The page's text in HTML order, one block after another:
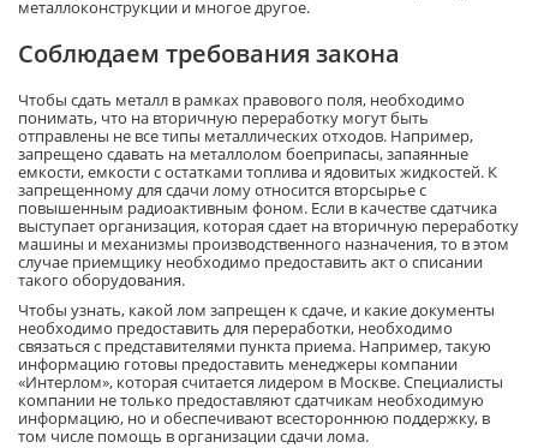
металлоконструкции и многое другое.
Соблюдаем требования закона
Чтобы сдать металл в рамках правового поля, необходимо
понимать, что на вторичную переработку могут быть
отправлены не все типы металлических отходов. Например,
запрещено сдавать на металлолом боеприпасы, запаянные
емкости, емкости с остатками топлива и ядовитых жидкостей. К
запрещенному для сдачи лому относится вторсырье с
повышенным радиоактивным фоном. Если в качестве сдатчика
выступает организация, которая сдает на вторичную переработку
машины и механизмы производственного назначения, то в этом
случае приемщику необходимо предоставить акт о списании
такого оборудования.
Чтобы узнать, какой лом запрещен к сдаче, и какие документы
необходимо предоставить для переработки, необходимо
связаться с представителями пункта приема. Например, такую
информацию готовы предоставить менеджеры компании
«Интерлом», которая считается лидером в Москве. Специалисты
компании не только предоставляют сдатчикам необходимую
информацию, но и обеспечивают всестороннюю поддержку, в
том числе помощь в организации сдачи лома.